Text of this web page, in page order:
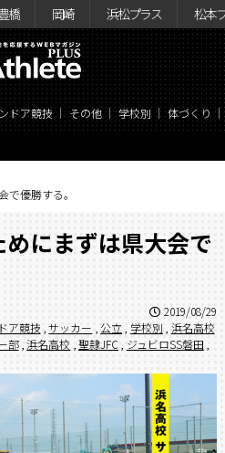
橋 岡崎 浜松プラス 松本
ドア競技 その他 学校別 体づくり
で優勝する。
にまずは県大会で
2019/08/29
ア競技 サッカー 公立 , 学校別 浜名高校
部 浜名高校 聖隷JFC ジュビロSS磐田